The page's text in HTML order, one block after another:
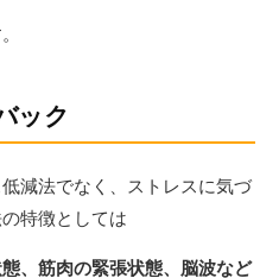
ック
減法でなく、ストレスに気づ
特徴としては
、筋肉の緊張状態、脳波など